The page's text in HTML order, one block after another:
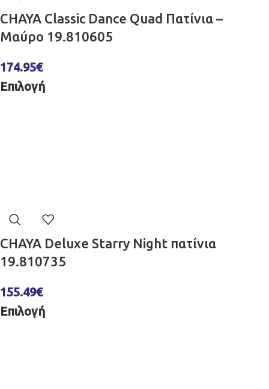
CHAYA Classic Dance Quad Πατίνια –
Μαύρο 19.810605
174.95€
Επιλογή
CHAYA Deluxe Starry Night πατίνια
19.810735
155.49€
Επιλογή